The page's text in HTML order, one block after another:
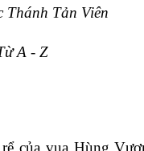
Thánh Tản Viên
A - Z
của vua Hùng